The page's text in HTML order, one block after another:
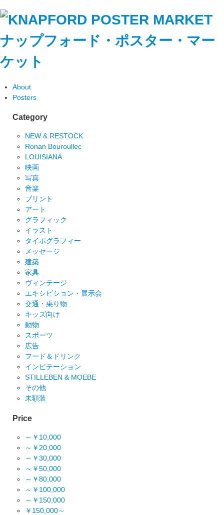
ナップフォード・ポスター・マー
ケット
About
Posters
Category
NEW & RESTOCK
Ronan Bouroullec
LOUISIANA
映画
写真
音楽
プリント
アート
グラフィック
イラスト
タイポグラフィー
メッセージ
建築
家具
ヴィンテージ
エキシビション・展示会
交通・乗り物
キッズ向け
動物
スポーツ
広告
フード＆ドリンク
インビテーション
STILLEBEN & MOEBE
その他
未額装
Price
～￥10,000
～￥20,000
～￥30,000
～￥50,000
～￥80,000
～￥100,000
～￥150,000
￥150,000～